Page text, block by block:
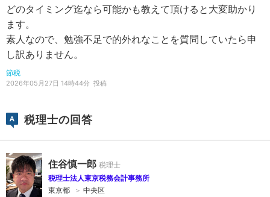
どのタイミング迄なら可能かも教えて頂けると大変助かり
ます。
素人なので、勉強不足で的外れなことを質問していたら申
し訳ありません。
節税
2026年05月27日 14時44分 投稿
税理士の回答
住谷慎一郎
税理士法人東京税務会計事務所
東京都
＞ 中央区